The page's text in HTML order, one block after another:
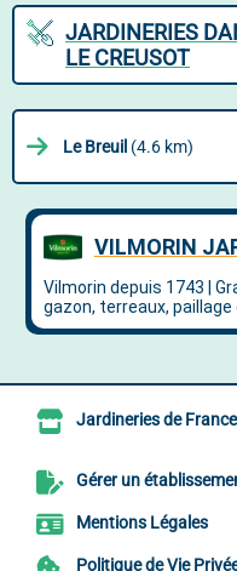
JARDINERIES
LE CREUSOT
Le Breuil (4.6 km)
Jardineries de France
Gérer un
Mentions Légales
Politique de Vie